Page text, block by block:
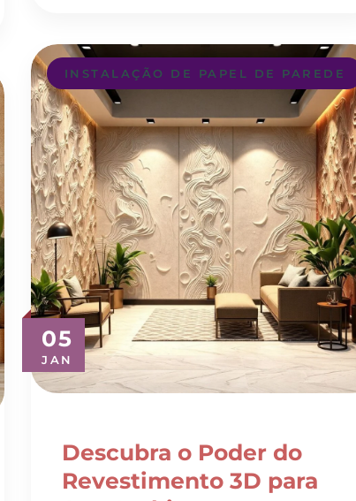
05
JAN
INSTALAÇÃO DE PAPEL DE PAREDE
Revestimento 3D para
Seu Ambiente